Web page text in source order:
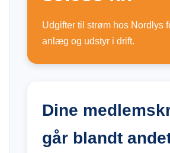
Udgifter til strøm hos Nordlys
anlæg og udstyr i drift.
Dine
går blandt